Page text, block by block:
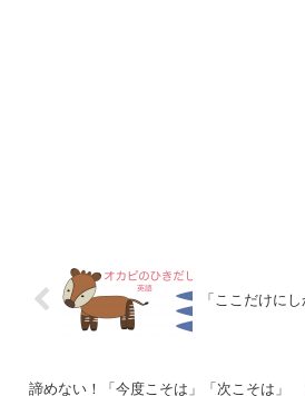
「ここだけに
諦めない！「今度こそは」「次こそは」